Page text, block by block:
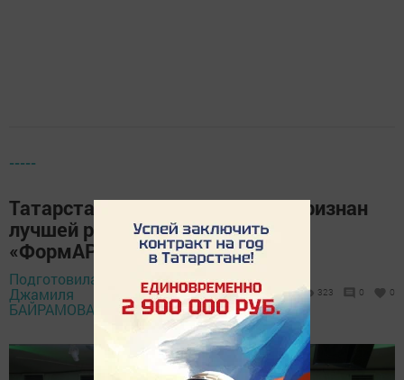
-----
Татарстанский мурал «Ждёт» признан
лучшей работой на фестивале
«ФормАРТ» в ПФО
Подготовила
Джамиля
БАЙРАМОВА,
26 сентября 2025
- 13:32
323 0 0